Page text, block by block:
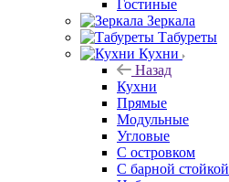
Гостиные
Зеркала
Табуреты
Кухни
Назад
Кухни
Прямые
Модульные
Угловые
С островком
С барной стойкой